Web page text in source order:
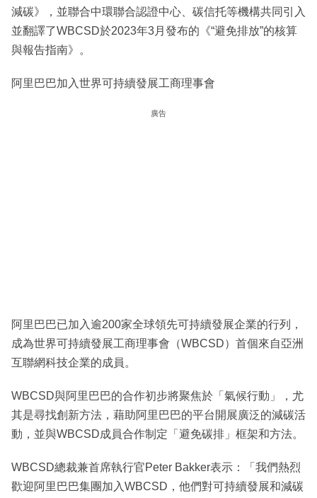
減碳》，並聯合中環聯合認證中心、碳信托等機構共同引入
並翻譯了WBCSD於2023年3月發布的《“避免排放”的核算
與報告指南》。
阿里巴巴加入世界可持續發展工商理事會
廣告
阿里巴巴已加入逾200家全球領先可持續發展企業的行列，
成為世界可持續發展工商理事會（WBCSD）首個來自亞洲
互聯網科技企業的成員。
WBCSD與阿里巴巴的合作初步將聚焦於「氣候行動」，尤
其是尋找創新方法，藉助阿里巴巴的平台開展廣泛的減碳活
動，並與WBCSD成員合作制定「避免碳排」框架和方法。
WBCSD總裁兼首席執行官Peter Bakker表示：「我們熱烈
歡迎阿里巴巴集團加入WBCSD，他們對可持續發展和減碳